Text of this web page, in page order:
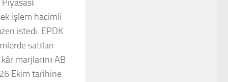
işlem hacimli
istedi. EPDK
satılan
marjlarını AB
Ekim tarihine